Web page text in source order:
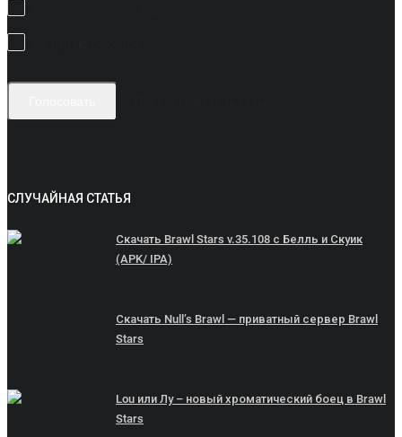
СЛУЧАЙНАЯ СТАТЬЯ
Скачать Brawl Stars v.35.108 с Белль и Скуик
(APK/ IPA)
Скачать Null’s Brawl — приватный сервер Brawl
Stars
Lou или Лу – новый хроматический боец в Brawl
Stars